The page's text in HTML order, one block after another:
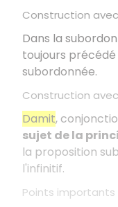
Construction avec
Dans la
toujours précédé
subordonnée.
Construction
Damit,
sujet de la
la proposition
l'infinitif.
Points